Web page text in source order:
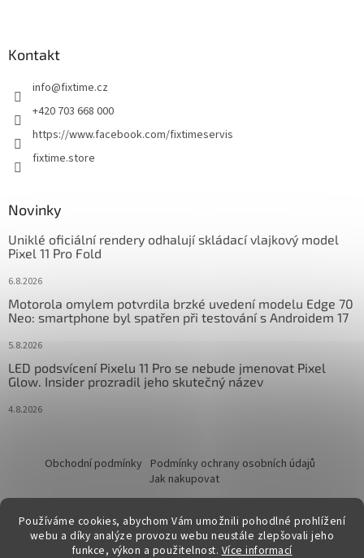
Používáme cookies, abychom Vám umožnili pohodlné prohlížení
webu a díky analýze provozu webu neustále zlepšovali jeho
funkce, výkon a použitelnost. Více informací
Kontakt
info@fixtime.cz
+420 703 668 000
https://www.facebook.com/fixtimeservis
fixtime.store
Novinky
Uniklé oficiální rendery odhalují skládací vlajkový model
Pixel 11 Pro Fold
6.8.2026
Motorola omylem potvrdila brzké uvedení modelu Edge 70
Neo: smartphone byl spatřen při testování s Androidem 17
5.8.2026
LED podsvícení Pixelu 11 Pro se nebude jmenovat Pixel
Glow. Insider prozradil jeho skutečný název
4.8.2026
Obchodní podmínky Podmínky ochrany osobních údajů
Jak nakupovat